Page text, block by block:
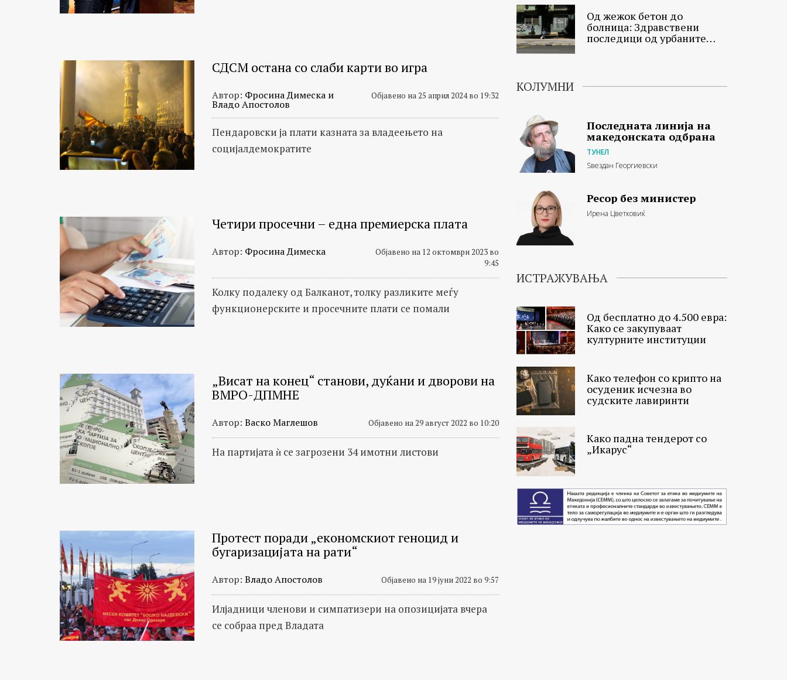
СДСМ остана со слаби карти во игра
Автор: Фросина Димеска и
Владо Апостолов
Објавено на 25 април 2024 во 19:32
Пендаровски ја плати казната за владеењето на
социјалдемократите
Четири просечни – една премиерска плата
Автор: Фросина Димеска
Објавено на 12 октомври 2023 во
9:45
Колку подалеку од Балканот, толку разликите меѓу
функционерските и просечните плати се помали
„Висат на конец“ станови, дуќани и дворови на
ВМРО-ДПМНЕ
Автор: Васко Маглешов Објавено на 29 август 2022 во 10:20
На партијата ѝ се загрозени 34 имотни листови
Протест поради „економскиот геноцид и
бугаризацијата на рати“
Автор: Владо Апостолов Објавено на 19 јуни 2022 во 9:57
Илјадници членови и симпатизери на опозицијата вчера
се собраа пред Владата
Од жежок бетон до
болница: Здравствени
последици од урбаните
КОЛУМНИ
Последната линија на
македонската одбрана
ТУНЕЛ
Ѕвездан Георгиевски
Ресор без министер
Ирена Цветковиќ
ИСТРАЖУВАЊА
Од бесплатно до 4.500 евра:
Како се закупуваат
културните институции
Како телефон со крипто на
осуденик исчезна во
судските лавиринти
Како падна тендерот со
„Икарус“